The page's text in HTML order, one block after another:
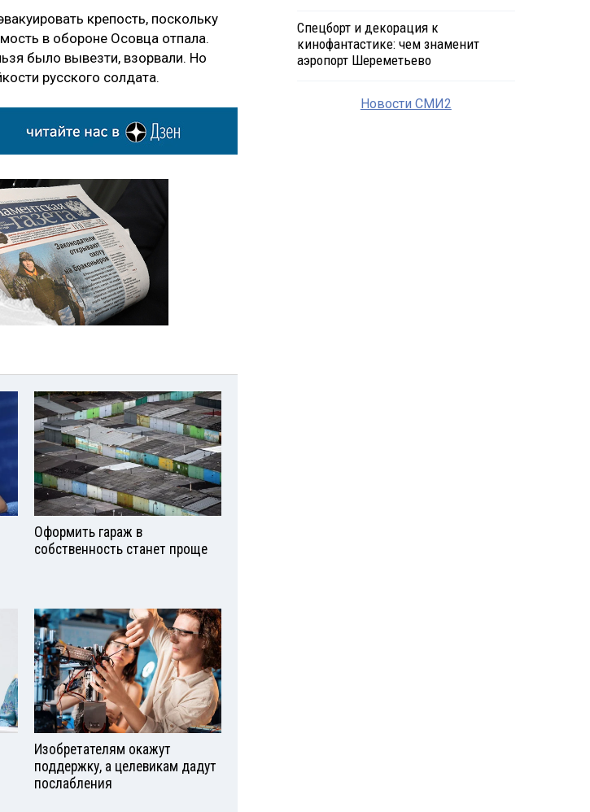
крепость, поскольку
в обороне Осовца отпала.
было вывезти, взорвали. Но
русского солдата.
Оформить гараж в
собственность станет проще
Изобретателям окажут
поддержку, а целевикам дадут
послабления
Спецборт и декорация к
кинофантастике: чем знаменит
аэропорт Шереметьево
Новости СМИ2